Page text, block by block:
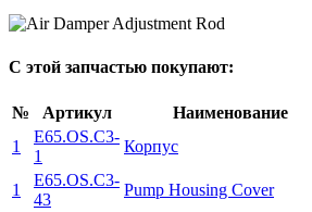
С этой запчастью покупают:
№ Артикул Наименование
1
E65.OS.C3-
1
Корпус
1
E65.OS.C3-
43
Pump Housing Cover